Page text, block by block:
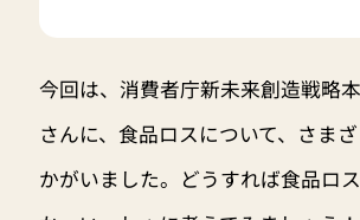
今回は、消費者庁新未来創造戦略
さんに、食品ロスについて、さま
かがいました。どうすれば食品ロ